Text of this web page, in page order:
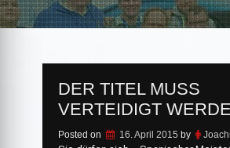
DER TITEL MUSS
VERTEIDIGT
Posted on 16. April 2015 by